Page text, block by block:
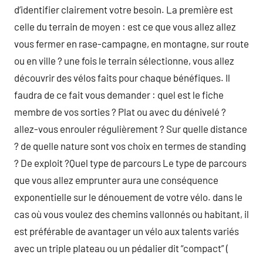
d’identifier clairement votre besoin. La première est
celle du terrain de moyen : est ce que vous allez allez
vous fermer en rase-campagne, en montagne, sur route
ou en ville ? une fois le terrain sélectionne, vous allez
découvrir des vélos faits pour chaque bénéfiques. Il
faudra de ce fait vous demander : quel est le fiche
membre de vos sorties ? Plat ou avec du dénivelé ?
allez-vous enrouler régulièrement ? Sur quelle distance
? de quelle nature sont vos choix en termes de standing
? De exploit ?Quel type de parcours Le type de parcours
que vous allez emprunter aura une conséquence
exponentielle sur le dénouement de votre vélo. dans le
cas où vous voulez des chemins vallonnés ou habitant, il
est préférable de avantager un vélo aux talents variés
avec un triple plateau ou un pédalier dit “compact” (